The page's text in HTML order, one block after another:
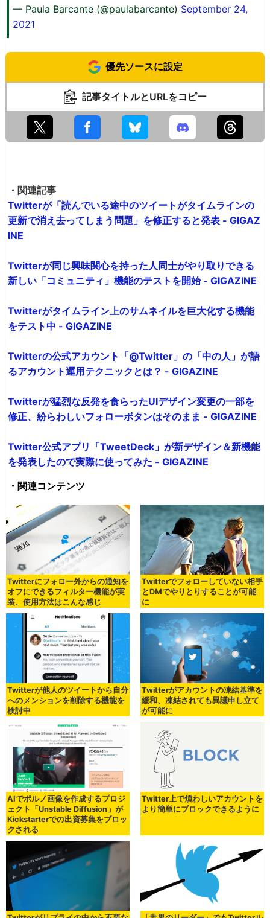
— Paula Barcante (@paulabarcante) September 24,
2021
優先ソースに設定
記事タイトルとURLをコピー
・関連記事
Twitterが「読んでいる途中のツイートがタイムラインの
更新で消え去ってしまう問題」を修正すると発表 - GIGAZ
INE
Twitterが同じ興味関心を持った人同士がやり取りできる
新しい「コミュニティ」機能のテストを開始 - GIGAZINE
Twitterがタイムライン上のサムネイルを巨大化する機能
をテスト中 - GIGAZINE
Twitterの公式アカウント「@Twitter」の「中の人」が語
るアカウント運用テクニックとは？ - GIGAZINE
Twitterが猛烈な反発を食らったUIデザイン変更の一部を
修正、紛らわしいフォローボタンはそのまま - GIGAZINE
Twitter公式アプリ「TweetDeck」が新デザイン＆新機能
を発表したので実際に使ってみた - GIGAZINE
・関連コンテンツ
Twitterにフォロー外からの通知を
オフにできるフィルター機能が実
装、使用方法はこんな感じ
Twitterでフォローしていない相手
とDMでやりとりすることが可能
に
Twitterが他人のツイートから自分
へのメンションを削除する機能を
検討中
Twitterがアカウントの凍結基準を
緩和、凍結されても異議申し立て
が可能に
AIでポルノ画像を作成するプロジ
ェクト「Unstable Diffusion」が
Kickstarterでの出資募集をブロッ
クされる
Twitter上で煩わしいアカウントを
より簡単にブロックできるように